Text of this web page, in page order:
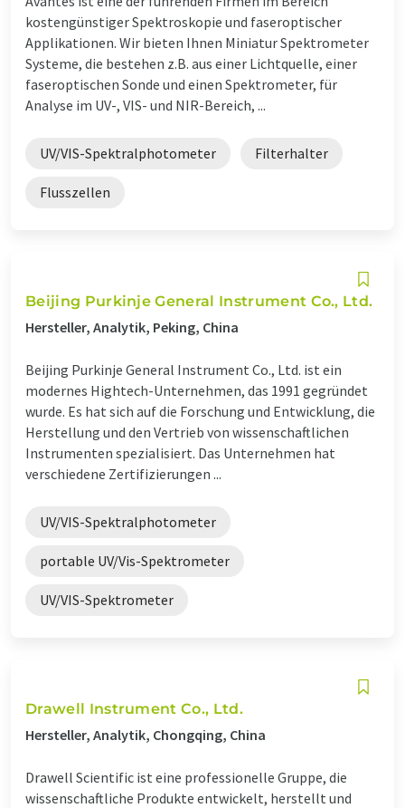
kostengünstiger Spektroskopie und faseroptischer
Applikationen. Wir bieten Ihnen Miniatur Spektrometer
Systeme, die bestehen z.B. aus einer Lichtquelle, einer
faseroptischen Sonde und einen Spektrometer, für
Analyse im UV-, VIS- und NIR-Bereich, ...
UV/VIS-Spektralphotometer Filterhalter
Flusszellen
Beijing Purkinje General Instrument Co., Ltd.
Hersteller, Analytik, Peking, China
Beijing Purkinje General Instrument Co., Ltd. ist ein
modernes Hightech-Unternehmen, das 1991 gegründet
wurde. Es hat sich auf die Forschung und Entwicklung, die
Herstellung und den Vertrieb von wissenschaftlichen
Instrumenten spezialisiert. Das Unternehmen hat
verschiedene Zertifizierungen ...
UV/VIS-Spektralphotometer
portable UV/Vis-Spektrometer
UV/VIS-Spektrometer
Drawell Instrument Co., Ltd.
Hersteller, Analytik, Chongqing, China
Drawell Scientific ist eine professionelle Gruppe, die
wissenschaftliche Produkte entwickelt, herstellt und